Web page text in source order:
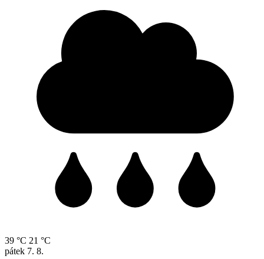
39 °C 21 °C
pátek 7. 8.